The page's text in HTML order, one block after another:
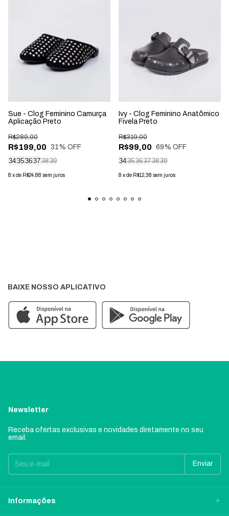
Sue - Clog Feminino Camurça
Aplicação Preto
R$199,00
R$289,00
31 % OFF
343536373839
8 xde R$24,88 sem juros
Ivy - Clog Feminino Anatômico
Fivela Preto
R$99,00
R$319,00
69% OFF
343536373839
8 xde R$12,38 sem juros
BAIXE NOSSO APLICATIVO
Newsletter
Receba ofertas exclusivas e novidades diretamente no seu
email.
Informações